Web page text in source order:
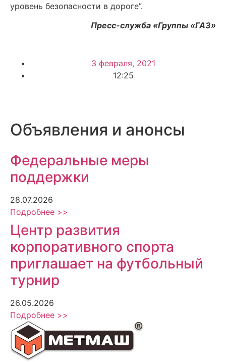
уровень безопасности в дороге”.
Пресс-служба «Группы «ГАЗ»
3 февраля, 2021
12:25
Объявления и анонсы
Федеральные меры
поддержки
28.07.2026
Подробнее >>
Центр развития
корпоративного спорта
приглашает на футбольный
турнир
26.05.2026
Подробнее >>